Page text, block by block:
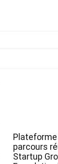
parcours
Startup